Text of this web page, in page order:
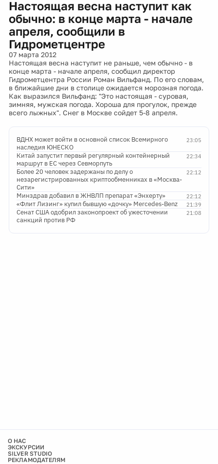
Настоящая весна наступит как
обычно: в конце марта - начале
апреля, сообщили в
Гидрометцентре
07 марта 2012
Настоящая весна наступит не раньше, чем обычно - в
конце марта - начале апреля, сообщил директор
Гидрометцентра России Роман Вильфанд. По его словам,
в ближайшие дни в столице ожидается морозная погода.
Как выразился Вильфанд: "Это настоящая - суровая,
зимняя, мужская погода. Хороша для прогулок, прежде
всего лыжных". Снег в Москве сойдет 5-8 апреля.
23:05
ВДНХ может войти в основной список Всемирного
наследия ЮНЕСКО
22:34
Китай запустит первый регулярный контейнерный
маршрут в ЕС через Севморпуть
22:12
Более 20 человек задержаны по делу о
незарегистрированных криптообменниках в «Москва-
Сити»
22:12
Минздрав добавил в ЖНВЛП препарат «Энхерту»
21:39
«Флит Лизинг» купил бывшую «дочку» Mercedes-Benz
21:08
Сенат США одобрил законопроект об ужесточении
санкций против РФ
О НАС
ЭКСКУРСИИ
SILVER STUDIO
РЕКЛАМОДАТЕЛЯМ